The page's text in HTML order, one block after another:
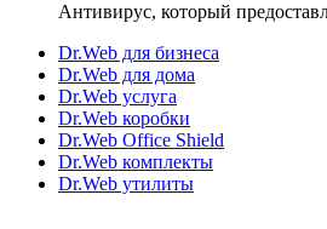
Антивирус, который
Dr.Web для бизнеса
Dr.Web для дома
Dr.Web услуга
Dr.Web коробки
Dr.Web Office Shield
Dr.Web комплекты
Dr.Web утилиты